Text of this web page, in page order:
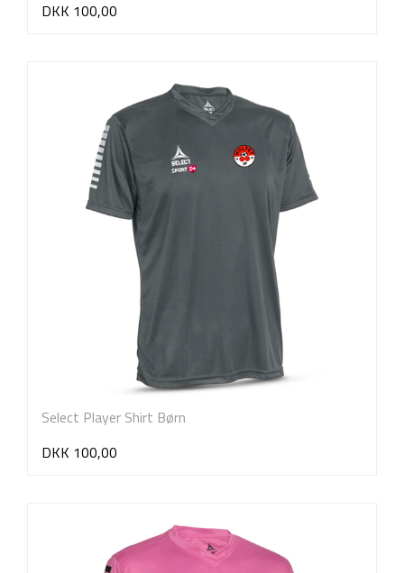
DKK 100,00
Select Player Shirt Børn
DKK 100,00